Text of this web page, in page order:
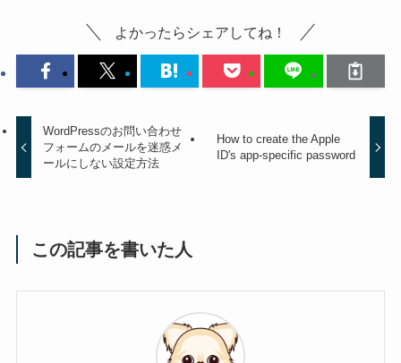
よかったらシェアしてね！
WordPressのお問い合わせ
フォームのメールを迷惑メ
ールにしない設定方法
How to create the Apple
ID's app-specific password
この記事を書いた人